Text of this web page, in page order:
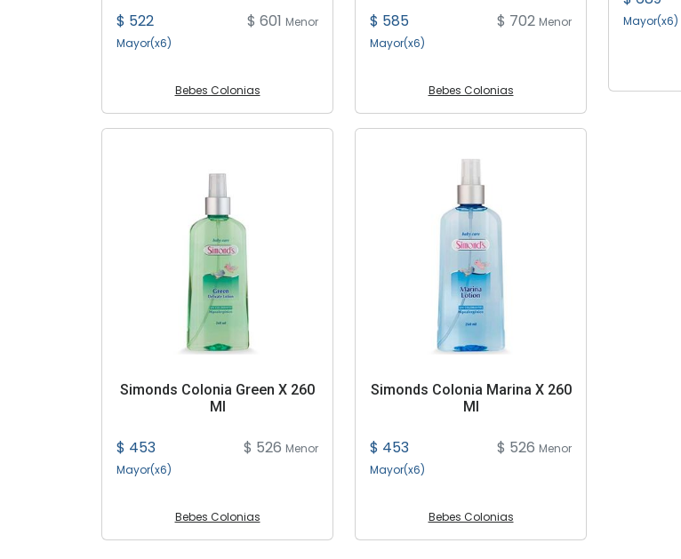
$ 522
Mayor(x6)
$ 601 Menor
Bebes Colonias
$ 585
Mayor(x6)
$ 702 Menor
Bebes Colonias
Mayor(x6)
Simonds Colonia Green X 260
Ml
$ 453
Mayor(x6)
$ 526 Menor
Bebes Colonias
Simonds Colonia Marina X 260
Ml
$ 453
Mayor(x6)
$ 526 Menor
Bebes Colonias